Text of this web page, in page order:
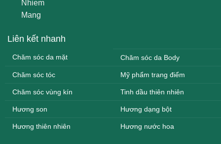
Liên kết nhanh
Chăm sóc da mặt Chăm sóc da Body
Chăm sóc tóc Mỹ phẩm trang điểm
Chăm sóc vùng kín Tinh dầu thiên nhiên
Hương son Hương dạng bột
Hương thiên nhiên Hương nước hoa